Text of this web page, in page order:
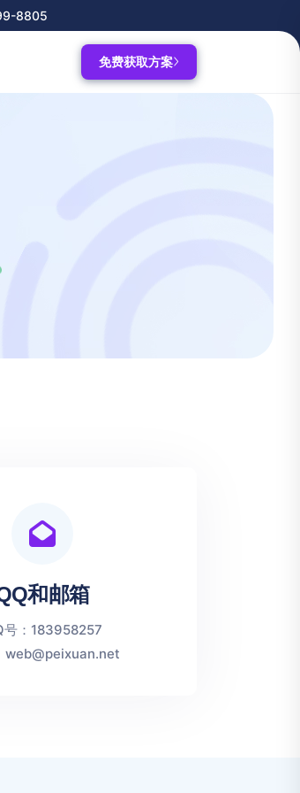
8805
免费获取方案
和邮箱
号：183958257
web@peixuan.net